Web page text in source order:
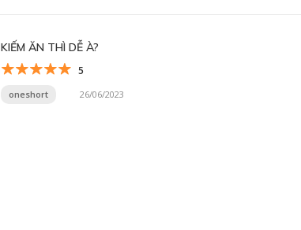
KIẾM ĂN THÌ DỄ À?
5
oneshort 26/06/2023